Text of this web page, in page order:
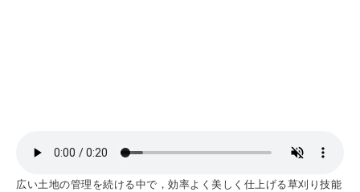
広い土地の管理を続ける中で，効率よく美しく仕上げる草刈り技能